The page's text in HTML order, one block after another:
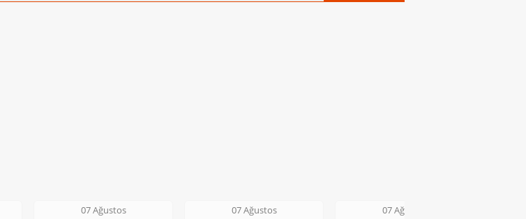
07 Ağustos 07 Ağustos 07 Ağustos